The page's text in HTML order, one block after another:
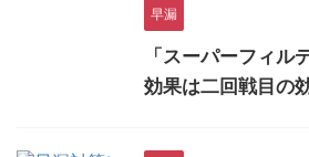
早漏
「スーパーフィル
効果は二回戦目の